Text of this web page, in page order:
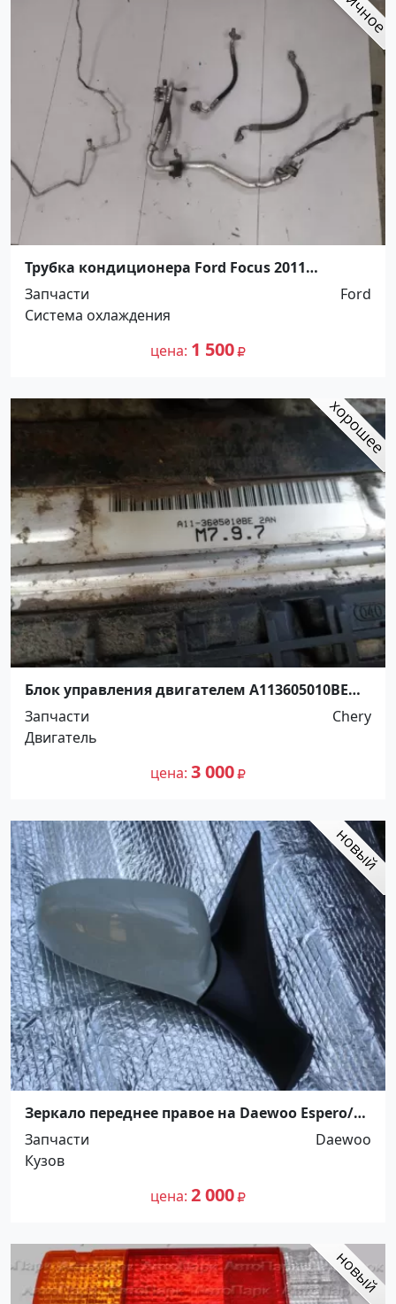
Трубка кондиционера Ford Focus 2011
Кропоткин
Запчасти
Ford
Система охлаждения
цена 1 500
Блок управления двигателем A113605010BE
Chery Amulet A15 Краснодар
Запчасти
Chery
Двигатель
цена 3 000
Зеркало переднее правое на Daewoo Espero/
Дэу Есперо Краснодар
Запчасти
Daewoo
Кузов
цена 2 000